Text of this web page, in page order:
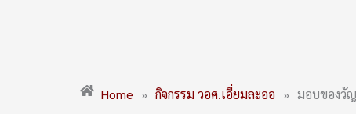
Home » กิจกรรม วอศ.เอี่ยมละออ » มอบของวั